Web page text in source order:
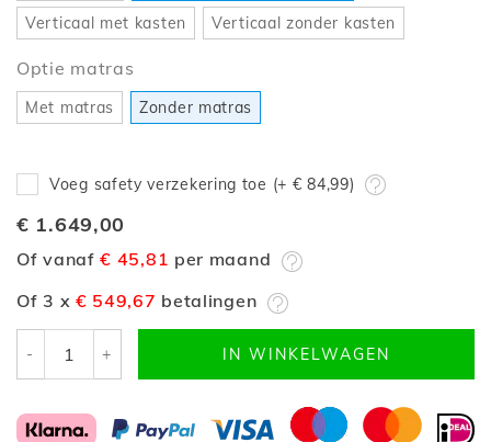
Verticaal met kasten
Verticaal zonder kasten
Optie matras
Met matras Zonder matras
Voeg safety verzekering toe (+ € 84,99)
€ 1.649,00
Of vanaf€ 45,81 per maand
Of 3 x € 549,67 betalingen
- + IN WINKELWAGEN